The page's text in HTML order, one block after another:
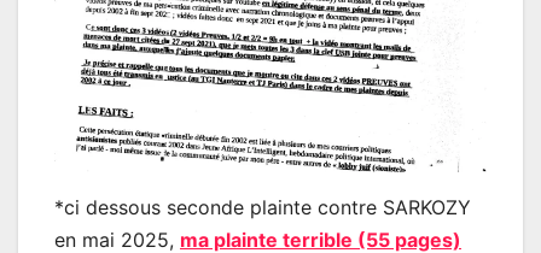
*ci dessous seconde plainte contre SARKOZY
en mai 2025, ma plainte terrible (55 pages)